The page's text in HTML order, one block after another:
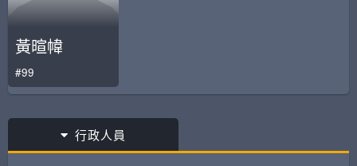
黃暄幃
#99
行政人員